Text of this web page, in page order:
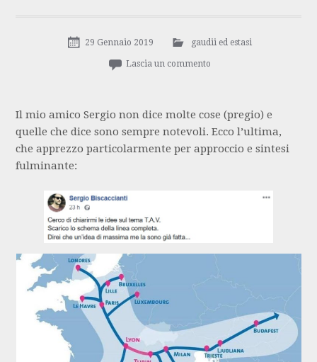
29 Gennaio 2019 gaudii ed estasi
Lascia un commento
Il mio amico Sergio non dice molte cose (pregio) e
quelle che dice sono sempre notevoli. Ecco l’ultima,
che apprezzo particolarmente per approccio e sintesi
fulminante: